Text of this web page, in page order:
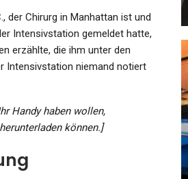
der Chirurg in Manhattan ist und
Intensivstation gemeldet hatte,
erzählte, die ihm unter den
Intensivstation niemand notiert
Handy haben wollen,
herunterladen können.]
In Not: Das Scheitern
Admin